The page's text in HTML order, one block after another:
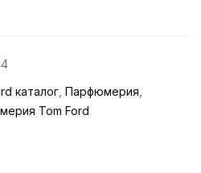
каталог Парфюмерия
Tom Ford